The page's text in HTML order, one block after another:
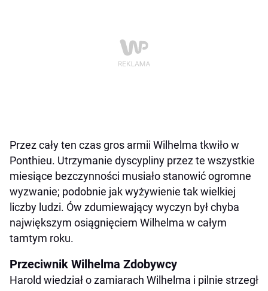
Przez cały ten czas gros armii Wilhelma tkwiło w
Ponthieu. Utrzymanie dyscypliny przez te wszystkie
miesiące bezczynności musiało stanowić ogromne
wyzwanie; podobnie jak wyżywienie tak wielkiej
liczby ludzi. Ów zdumiewający wyczyn był chyba
największym osiągnięciem Wilhelma w całym
tamtym roku.
Przeciwnik Wilhelma Zdobywcy
Harold wiedział o zamiarach Wilhelma i pilnie strzegł